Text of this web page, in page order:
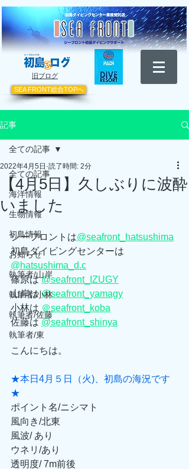
​旧ブログ
SEA FRONT総合TOPへ
記事
全ての記事
海洋情報
生物情報
初島情報
お知らせ
執筆者/山岸
執筆者/小林
執筆者/佐藤
執筆者/東
全ての記事
【4月5日】久しぶりに波酔
いました
2022年4月5日 読了時間: 2分
シーフロントは@seafront_hatsushima
初島ダイビングセンターは
@hatsushima_d.c
篠原は @seafront_IZUGY
山岸は @seafront_yamagy
小林は ＠seafront_koba
佐藤は @seafront_shinya
こんにちは。
★本日4月５日（火)、初島の海況です
★
ポイント名/ニシマト
風向き/北東
風波/ あり
ウネリ/あり
透明度/ 7m前後